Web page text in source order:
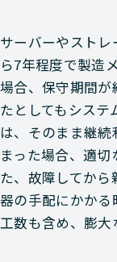
サーバーやスト
ら7年程度で製造
場合、保守期間
たとしてもシステ
は、そのまま継
まった場合、適
た、故障してか
器の手配にかかる
工数も含め、膨大